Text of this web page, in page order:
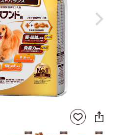
Next
お気
に入
SNS
に